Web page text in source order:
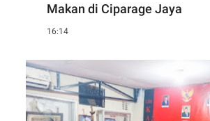
Makan di Ciparage Jaya
16:14